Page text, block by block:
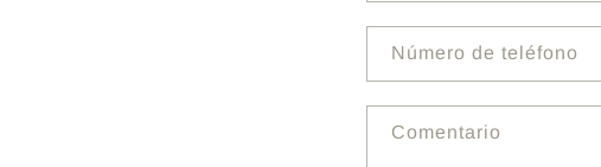
r
m
u
Número de teléfono
Comentario